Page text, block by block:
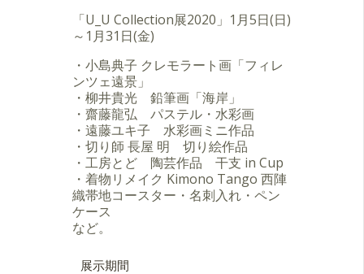
「U_U Collection展2020」1月5日(日)
～1月31日(金)
・小島典子 クレモラート画「フィレ
ンツェ遠景」
・柳井貴光 鉛筆画「海岸」
・齋藤龍弘 パステル・水彩画
・遠藤ユキ子 水彩画ミニ作品
・切り師 長屋 明 切り絵作品
・工房とど 陶芸作品 干支 in Cup
・着物リメイク Kimono Tango 西陣
織帯地コースター・名刺入れ・ペン
ケース
など。
展示期間